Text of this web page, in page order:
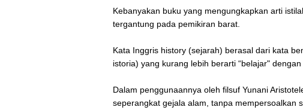
Kebanyakan buku yang mengungkapkan arti
tergantung pada pemikiran barat.
Kata Inggris history (sejarah) berasal dari kata
istoria) yang kurang lebih berarti “belajar"
Dalam penggunaannya oleh filsuf Yunani
seperangkat gejala alam, tanpa mempersoalkan